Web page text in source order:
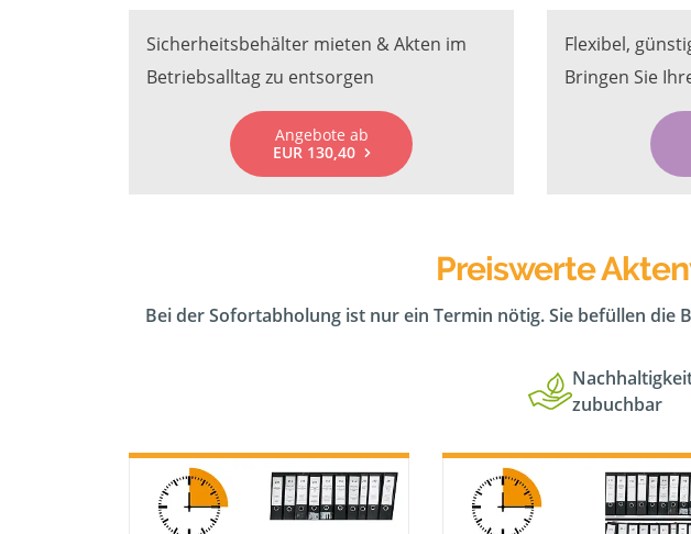
Sicherheitsbehälter mieten & Akten im
Betriebsalltag zu entsorgen
Angebote ab
EUR 130,40
Flexibel,
Bringen Sie
Preiswerte
Bei der Sofortabholung ist nur ein Termin nötig. Sie befüllen
zubuchbar